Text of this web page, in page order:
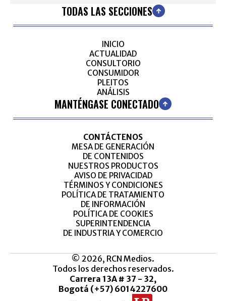
TODAS LAS SECCIONES
INICIO
ACTUALIDAD
CONSULTORIO
CONSUMIDOR
PLEITOS
ANÁLISIS
MANTÉNGASE CONECTADO
CONTÁCTENOS
MESA DE GENERACIÓN
DE CONTENIDOS
NUESTROS PRODUCTOS
AVISO DE PRIVACIDAD
TÉRMINOS Y CONDICIONES
POLÍTICA DE TRATAMIENTO
DE INFORMACIÓN
POLÍTICA DE COOKIES
SUPERINTENDENCIA
DE INDUSTRIA Y COMERCIO
© 2026, RCN Medios.
Todos los derechos reservados.
Carrera 13A # 37 - 32,
Bogotá (+57) 6014227600